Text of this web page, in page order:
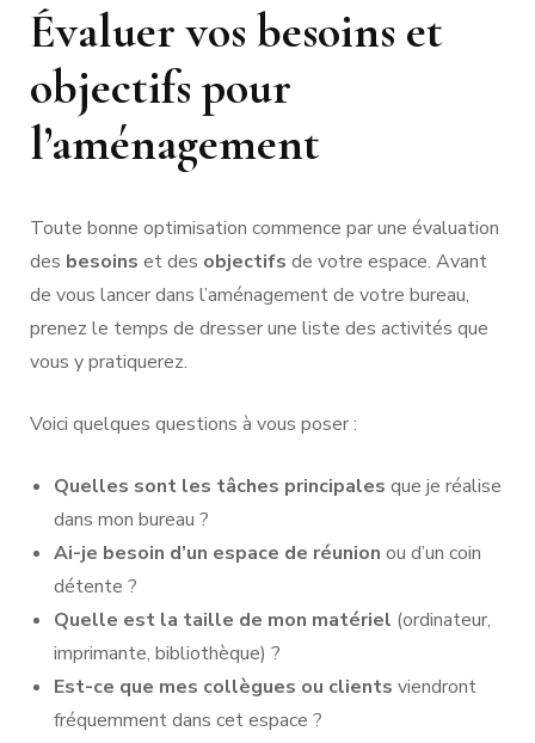
Évaluer vos besoins et
objectifs pour
l’aménagement
Toute bonne optimisation commence par une évaluation
des besoins et des objectifs de votre espace. Avant
de vous lancer dans l’aménagement de votre bureau,
prenez le temps de dresser une liste des activités que
vous y pratiquerez.
Voici quelques questions à vous poser :
Quelles sont les tâches principales que je réalise
dans mon bureau ?
Ai-je besoin d’un espace de réunion ou d’un coin
détente ?
Quelle est la taille de mon matériel (ordinateur,
imprimante, bibliothèque) ?
Est-ce que mes collègues ou clients viendront
fréquemment dans cet espace ?